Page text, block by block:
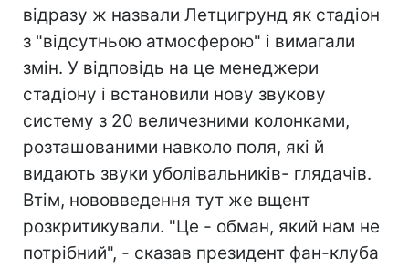
відразу ж назвали Летцигрунд як стадіон
з "відсутньою атмосферою" і вимагали
змін. У відповідь на це менеджери
стадіону і встановили нову звукову
систему з 20 величезними колонками,
розташованими навколо поля, які й
видають звуки уболівальників- глядачів.
Втім, нововведення тут же вщент
розкритикували. "Це - обман, який нам не
потрібний", - сказав президент фан-клуба